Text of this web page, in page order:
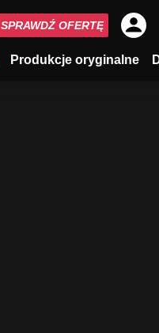
Produkcje oryginalne
SPRAWDŹ OFERTĘ